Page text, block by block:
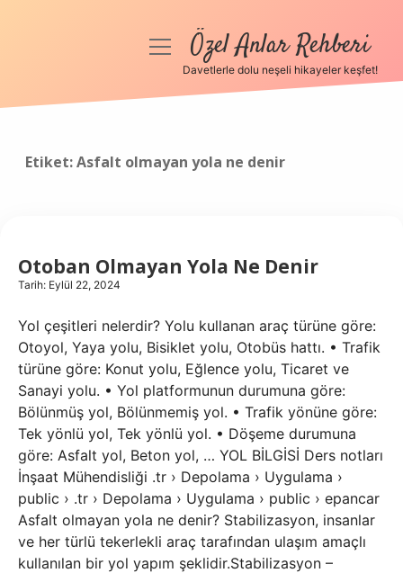
Anasayfa
menüyüÖzel Anlar Rehberi
Davetlerle dolu neşeli hikayeler keşfet!
Etiket:Asfalt olmayan yola ne denir
Otoban Olmayan Yola Ne Denir
Tarih: Eylül 22, 2024
Yol çeşitleri nelerdir? Yolu kullanan araç türüne göre:
Otoyol, Yaya yolu, Bisiklet yolu, Otobüs hattı. • Trafik
türüne göre: Konut yolu, Eğlence yolu, Ticaret ve
Sanayi yolu. • Yol platformunun durumuna göre:
Bölünmüş yol, Bölünmemiş yol. • Trafik yönüne göre:
Tek yönlü yol, Tek yönlü yol. • Döşeme durumuna
göre: Asfalt yol, Beton yol, … YOL BİLGİSİ Ders notları
İnşaat Mühendisliği .tr › Depolama › Uygulama ›
public › .tr › Depolama › Uygulama › public › epancar
Asfalt olmayan yola ne denir? Stabilizasyon, insanlar
ve her türlü tekerlekli araç tarafından ulaşım amaçlı
kullanılan bir yol yapım şeklidir.Stabilizasyon –